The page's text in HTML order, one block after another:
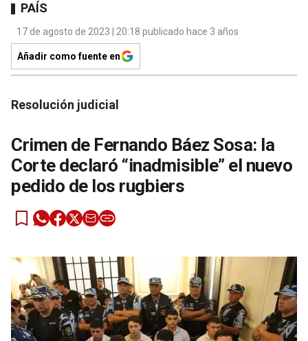
PAÍS
17 de agosto de 2023 | 20:18 publicado hace 3 años
Añadir como fuente en
Resolución judicial
Crimen de Fernando Báez Sosa: la
Corte declaró “inadmisible” el nuevo
pedido de los rugbiers